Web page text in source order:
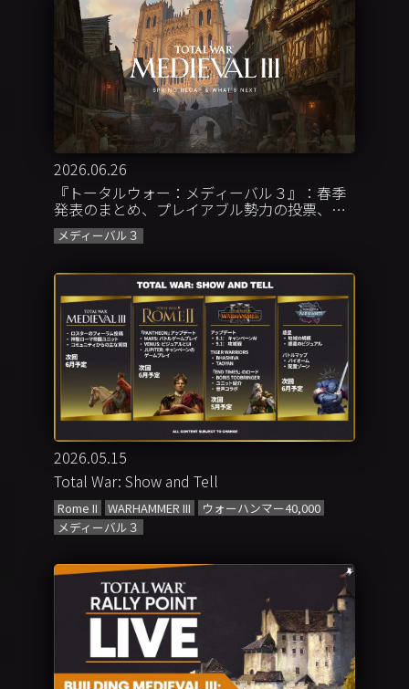
2026.06.26
『トータルウォー：メディーバル３』：春季
発表のまとめ、プレイアブル勢力の投票、今
後の展開について
メディーバル３
2026.05.15
Total War: Show and Tell
Rome II WARHAMMER III
ウォーハンマー40,000
メディーバル３